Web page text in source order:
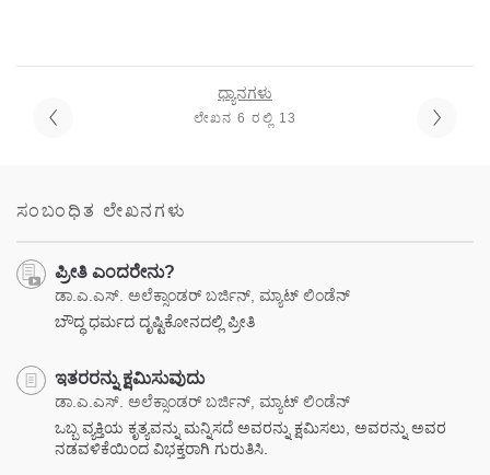
ಧ್ಯಾನಗಳು
ಲೇಖನ 6 ರಲ್ಲಿ 13
ಸಂಬಂಧಿತ ಲೇಖನಗಳು
ಪ್ರೀತಿ ಎಂದರೇನು?
ಡಾ.ಎ.ಎಸ್. ಅಲೆಕ್ಸಾಂಡರ್ ಬರ್ಜಿನ್, ಮ್ಯಾಟ್ ಲಿಂಡೆನ್
ಬೌದ್ಧ ಧರ್ಮದ ದೃಷ್ಟಿಕೋನದಲ್ಲಿ ಪ್ರೀತಿ
ಇತರರನ್ನು ಕ್ಷಮಿಸುವುದು
ಡಾ.ಎ.ಎಸ್. ಅಲೆಕ್ಸಾಂಡರ್ ಬರ್ಜಿನ್, ಮ್ಯಾಟ್ ಲಿಂಡೆನ್
ಒಬ್ಬ ವ್ಯಕ್ತಿಯ ಕೃತ್ಯವನ್ನು ಮನ್ನಿಸದೆ ಅವರನ್ನು ಕ್ಷಮಿಸಲು, ಅವರನ್ನು ಅವರ
ನಡವಳಿಕೆಯಿಂದ ವಿಭಕ್ತರಾಗಿ ಗುರುತಿಸಿ.